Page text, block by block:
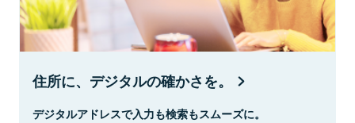
住所に、デジタルの確かさを。
デジタルアドレスで入力も検索もスムーズに。